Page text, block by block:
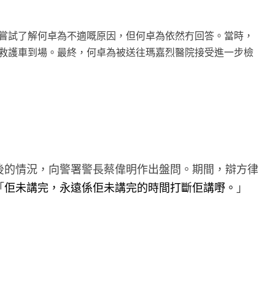
了解何卓為不適嘅原因，但何卓為依然冇回答。當時，
護車到場。最終，何卓為被送往瑪嘉烈醫院接受進一步檢
情況，向警署警長蔡偉明作出盤問。期間，辯方律
佢未講完，永遠係佢未講完的時間打斷佢講嘢。 」